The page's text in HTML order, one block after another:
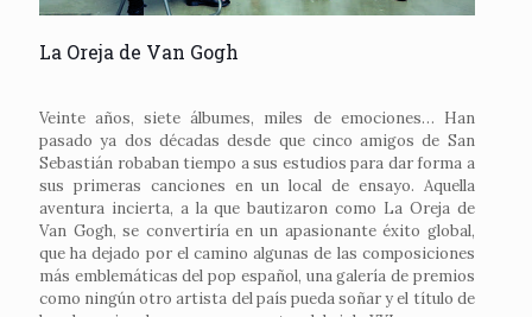
La Oreja de Van Gogh
Veinte años, siete álbumes, miles de emociones… Han
pasado ya dos décadas desde que cinco amigos de San
Sebastián robaban tiempo a sus estudios para dar forma a
sus primeras canciones en un local de ensayo. Aquella
aventura incierta, a la que bautizaron como La Oreja de
Van Gogh, se convertiría en un apasionante éxito global,
que ha dejado por el camino algunas de las composiciones
más emblemáticas del pop español, una galería de premios
como ningún otro artista del país pueda soñar y el título de